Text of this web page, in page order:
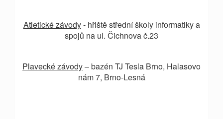
Atletické závody- hřiště střední školy informatiky a
spojů na ul. Čichnova č.23
Plavecké závody– bazén TJ Tesla Brno, Halasovo
nám 7, Brno-Lesná